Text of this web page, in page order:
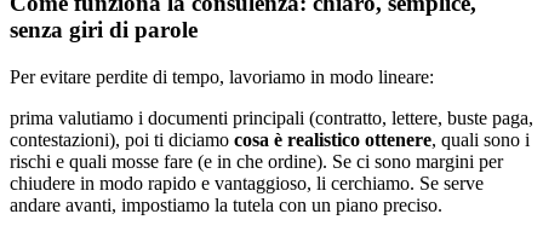
senza giri di parole
Per evitare perdite di tempo, lavoriamo in modo lineare:
prima valutiamo i documenti principali (contratto, lettere, buste paga,
contestazioni), poi ti diciamo cosa è realistico ottenere, quali sono i
rischi e quali mosse fare (e in che ordine). Se ci sono margini per
chiudere in modo rapido e vantaggioso, li cerchiamo. Se serve
andare avanti, impostiamo la tutela con un piano preciso.